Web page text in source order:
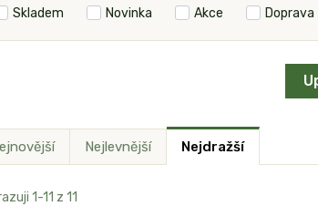
Skladem Novinka Akce Doprava
Nejlevnější Nejdražší
1-11 z 11